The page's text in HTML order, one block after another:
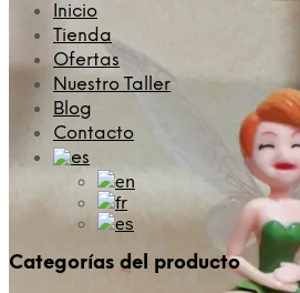
Inicio
Tienda
Ofertas
Nuestro Taller
Blog
Contacto
Categorías del producto